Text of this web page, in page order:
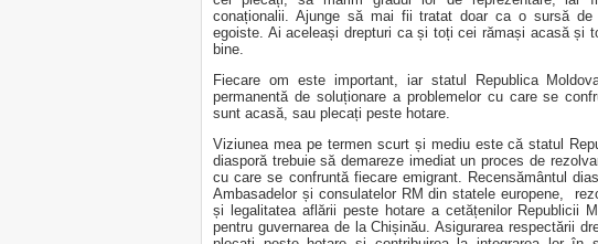
conaționalii. Ajunge să mai fii tratat doar ca o sursă
egoiste. Ai aceleași drepturi ca și toți cei rămași acasă și
bine.
Fiecare om este important, iar statul Republica
permanentă de soluționare a problemelor cu care se
sunt acasă, sau plecați peste hotare.
Viziunea mea pe termen scurt și mediu este că statul
diasporă trebuie să demareze imediat un proces de
cu care se confruntă fiecare emigrant. Recensământul
Ambasadelor și consulatelor RM din statele europene,
și legalitatea aflării peste hotare a cetățenilor Republicii
pentru guvernarea de la Chișinău. Asigurarea respectării